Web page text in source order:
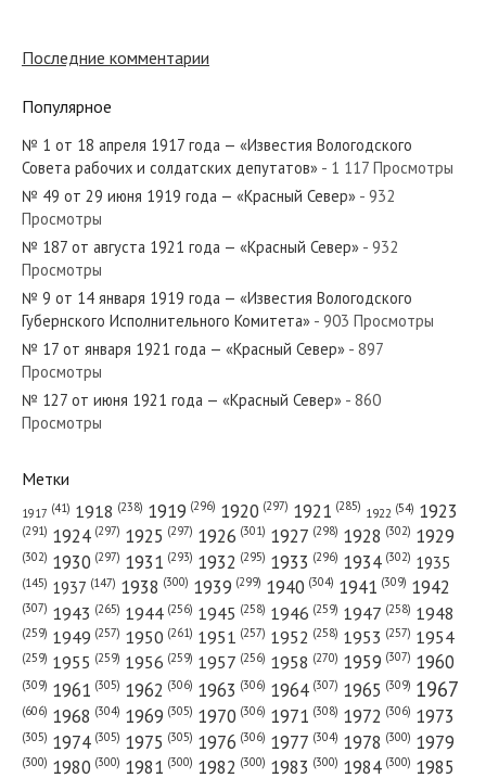
№ 33 от февраля 1961 года — «Красный Север»
№ 45 от марта 1952 года — «Красный Север»
№ 62 от марта 1944 года — «Красный Север»
№ 205 от августа 1960 года — «Красный Север»
№ 239 от октября 1971 года — «Красный Север»
Последние комментарии
Популярное
№ 1 от 18 апреля 1917 года — «Известия Вологодского
Совета рабочих и солдатских депутатов» - 1 117 Просмотры
№ 49 от 29 июня 1919 года — «Красный Север» - 932
Просмотры
№ 187 от августа 1921 года — «Красный Север» - 932
Просмотры
№ 9 от 14 января 1919 года — «Известия Вологодского
Губернского Исполнительного Комитета» - 903 Просмотры
№ 17 от января 1921 года — «Красный Север» - 897
Просмотры
№ 127 от июня 1921 года — «Красный Север» - 860
Просмотры
Метки
1917 (41) 1918 (238) 1919 (296) 1920 (297) 1921 (285) 1922 (54) 1923
(291) 1924 (297) 1925 (297) 1926 (301) 1927 (298) 1928 (302) 1929
(302) 1930 (297) 1931 (293) 1932 (295) 1933 (296) 1934 (302) 1935
(145) 1937 (147) 1938 (300) 1939 (299) 1940 (304) 1941 (309) 1942
(307) 1943 (265) 1944 (256) 1945 (258) 1946 (259) 1947 (258) 1948
(259) 1949 (257) 1950 (261) 1951 (257) 1952 (258) 1953 (257) 1954
(259) 1955 (259) 1956 (259) 1957 (256) 1958 (270) 1959 (307) 1960
(309) 1961 (305) 1962 (306) 1963 (306) 1964 (307) 1965 (309) 1967
(606) 1968 (304) 1969 (305) 1970 (306) 1971 (308) 1972 (306) 1973
(305) 1974 (305) 1975 (305) 1976 (306) 1977 (304) 1978 (300) 1979
(300) 1980 (300) 1981 (300) 1982 (300) 1983 (300) 1984 (300) 1985